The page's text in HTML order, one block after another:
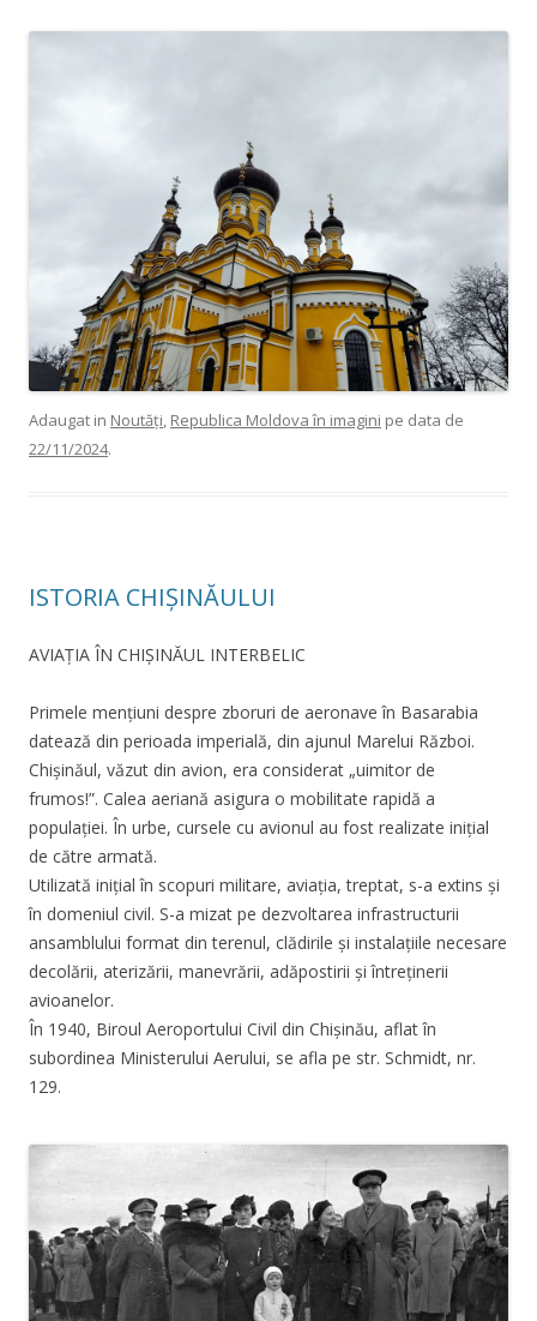
Adaugat in Noutăți Republica Moldova în imagini pe data de
22/11/2024.
ISTORIA CHIȘINĂULUI
AVIAȚIA ÎN CHIȘINĂUL INTERBELIC
Primele mențiuni despre zboruri de aeronave în Basarabia
datează din perioada imperială, din ajunul Marelui Război.
Chișinăul, văzut din avion, era considerat „uimitor de
frumos!”. Calea aeriană asigura o mobilitate rapidă a
populației. În urbe, cursele cu avionul au fost realizate inițial
de către armată.
Utilizată inițial în scopuri militare, aviația, treptat, s-a extins și
în domeniul civil. S-a mizat pe dezvoltarea infrastructurii
ansamblului format din terenul, clădirile și instalațiile necesare
decolării, aterizării, manevrării, adăpostirii și întreținerii
avioanelor.
În 1940, Biroul Aeroportului Civil din Chișinău, aflat în
subordinea Ministerului Aerului, se afla pe str. Schmidt, nr.
129.